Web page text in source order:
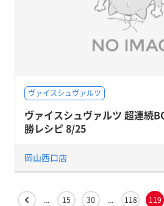
ヴァイスシュヴァルツ
ヴァイスシュヴァルツ 超連続
勝レシピ 8/25
岡山西口店
... 15 30 ... 118 119